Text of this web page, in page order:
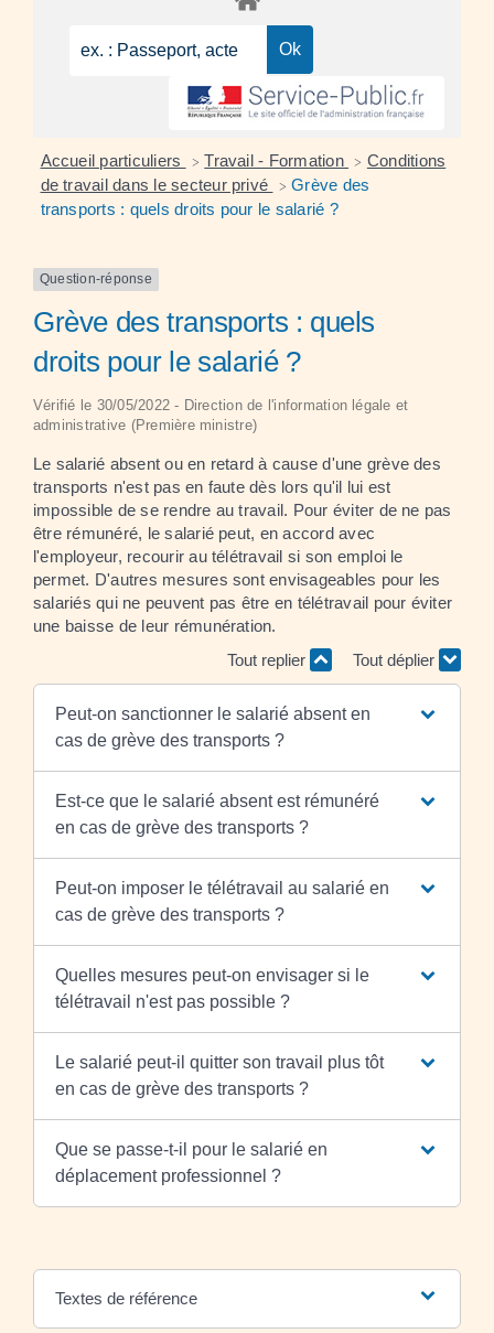
Accueil particuliers > Travail - Formation > Conditions
de travail dans le secteur privé
> Grève des
transports : quels droits pour le salarié ?
Question-réponse
Grève des transports : quels
droits pour le salarié ?
Vérifié le 30/05/2022 - Direction de l'information légale et
administrative (Première ministre)
Le salarié absent ou en retard à cause d'une grève des
transports n'est pas en faute dès lors qu'il lui est
impossible de se rendre au travail. Pour éviter de ne pas
être rémunéré, le salarié peut, en accord avec
l'employeur, recourir au télétravail si son emploi le
permet. D'autres mesures sont envisageables pour les
salariés qui ne peuvent pas être en télétravail pour éviter
une baisse de leur rémunération.
Tout replier
Tout déplier
Peut-on sanctionner le salarié absent en
cas de grève des transports ?
Est-ce que le salarié absent est rémunéré
en cas de grève des transports ?
Peut-on imposer le télétravail au salarié en
cas de grève des transports ?
Quelles mesures peut-on envisager si le
télétravail n'est pas possible ?
Le salarié peut-il quitter son travail plus tôt
en cas de grève des transports ?
Que se passe-t-il pour le salarié en
déplacement professionnel ?
Textes de référence